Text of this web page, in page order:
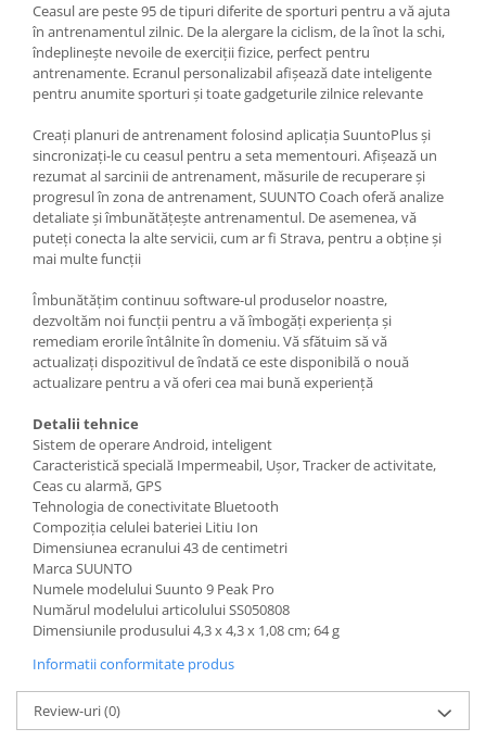
Birotica & Papetarie
Console, Jocuri & Accesorii
Ingrijire personala & Cosmetice
Accesorii aparate hair styling
Aparate & Accesorii ingrijire
personala
Aparate cosmetice
Articole Sanatate si Wellness
Cosmetice si produse ingrijire
personala
Igiena dentara
Jucarii, Copii & Bebe
Camera copilului
Hrana bebelusi
Igiena si ingrijire
Jucarii si Jocuri
Maternitate
Petshop
Accesorii animale de companie
Acvaristica
Igiena animale de companie
Mobila si transport animale de
companie
Ceasul are peste 95 de tipuri diferite de sporturi pentru a vă ajuta
în antrenamentul zilnic. De la alergare la ciclism, de la înot la schi,
îndeplinește nevoile de exerciții fizice, perfect pentru
antrenamente. Ecranul personalizabil afișează date inteligente
pentru anumite sporturi și toate gadgeturile zilnice relevante
Creați planuri de antrenament folosind aplicația SuuntoPlus și
sincronizați-le cu ceasul pentru a seta mementouri. Afișează un
rezumat al sarcinii de antrenament, măsurile de recuperare și
progresul în zona de antrenament, SUUNTO Coach oferă analize
detaliate și îmbunătățește antrenamentul. De asemenea, vă
puteți conecta la alte servicii, cum ar fi Strava, pentru a obține și
mai multe funcții
Îmbunătățim continuu software-ul produselor noastre,
dezvoltăm noi funcții pentru a vă îmbogăți experiența și
remediam erorile întâlnite în domeniu. Vă sfătuim să vă
actualizați dispozitivul de îndată ce este disponibilă o nouă
actualizare pentru a vă oferi cea mai bună experiență
Detalii tehnice
Sistem de operare Android, inteligent
Caracteristică specială Impermeabil, Ușor, Tracker de activitate,
Ceas cu alarmă, GPS
Tehnologia de conectivitate Bluetooth
Compoziția celulei bateriei Litiu Ion
Dimensiunea ecranului 43 de centimetri
Marca SUUNTO
Numele modelului Suunto 9 Peak Pro
Numărul modelului articolului SS050808
Dimensiunile produsului ‎4,3 x 4,3 x 1,08 cm; 64 g
Informatii conformitate produs
Review-uri(0)